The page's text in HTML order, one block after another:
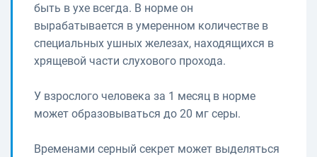
быть в ухе всегда. В норме он
вырабатывается в умеренном количестве в
специальных ушных железах, находящихся в
хрящевой части слухового прохода.
У взрослого человека за 1 месяц в норме
может образовываться до 20 мг серы.
Временами серный секрет может выделяться